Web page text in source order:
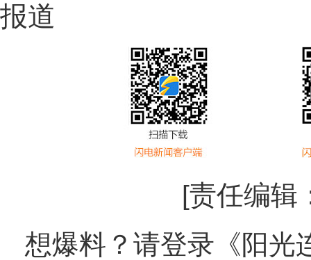
报道
[责任编辑
想爆料？请登录《阳光